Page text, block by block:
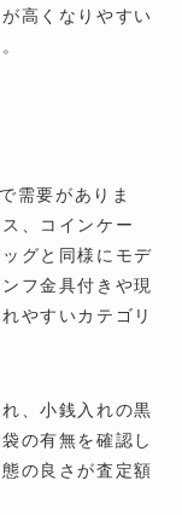
高くなりやすい
需要がありま
、コインケー
グと同様にモデ
フ金具付きや現
やすいカテゴリ
、小銭入れの黒
の有無を確認し
の良さが査定額